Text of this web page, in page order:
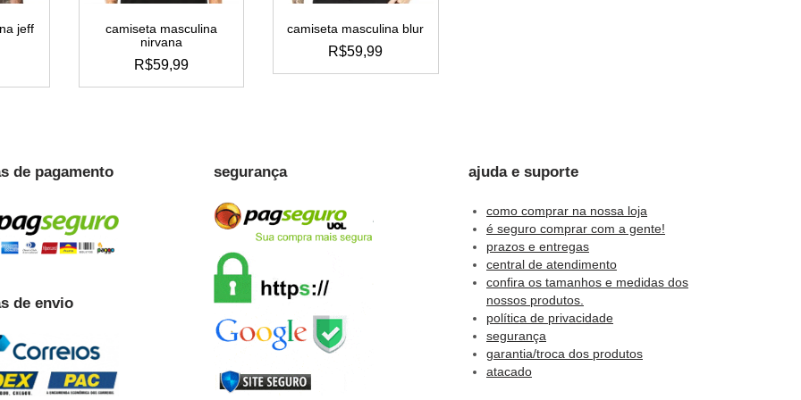
jeff
camiseta masculina
nirvana
R$59,99
este
camiseta masculina blur
R$59,99
este
escolhidas
de pagamento
de envio
segurança ajuda e suporte
como comprar na nossa loja
é seguro comprar com a gente!
prazos e entregas
central de atendimento
confira os tamanhos e medidas dos
nossos produtos.
política de privacidade
segurança
garantia/troca dos produtos
atacado